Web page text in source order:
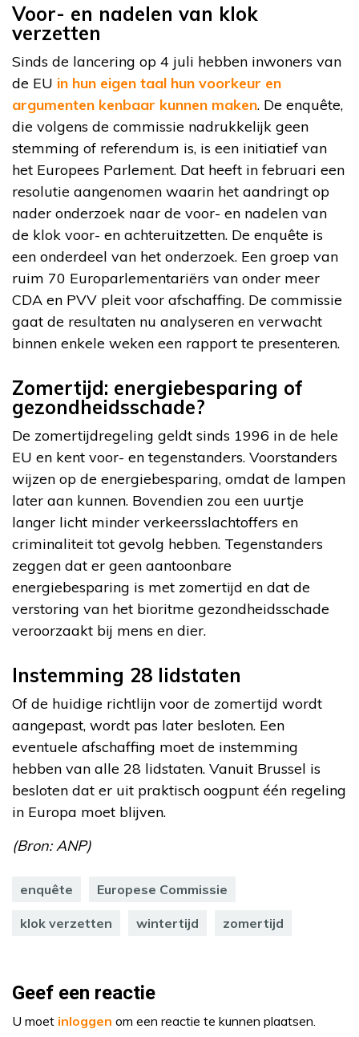
Voor- en nadelen van klok
verzetten
Sinds de lancering op 4 juli hebben inwoners van
de EU in hun eigen taal hun voorkeur en
argumenten kenbaar kunnen maken. De enquête,
die volgens de commissie nadrukkelijk geen
stemming of referendum is, is een initiatief van
het Europees Parlement. Dat heeft in februari een
resolutie aangenomen waarin het aandringt op
nader onderzoek naar de voor- en nadelen van
de klok voor- en achteruitzetten. De enquête is
een onderdeel van het onderzoek. Een groep van
ruim 70 Europarlementariërs van onder meer
CDA en PVV pleit voor afschaffing. De commissie
gaat de resultaten nu analyseren en verwacht
binnen enkele weken een rapport te presenteren.
Zomertijd: energiebesparing of
gezondheidsschade?
De zomertijdregeling geldt sinds 1996 in de hele
EU en kent voor- en tegenstanders. Voorstanders
wijzen op de energiebesparing, omdat de lampen
later aan kunnen. Bovendien zou een uurtje
langer licht minder verkeersslachtoffers en
criminaliteit tot gevolg hebben. Tegenstanders
zeggen dat er geen aantoonbare
energiebesparing is met zomertijd en dat de
verstoring van het bioritme gezondheidsschade
veroorzaakt bij mens en dier.
Instemming 28 lidstaten
Of de huidige richtlijn voor de zomertijd wordt
aangepast, wordt pas later besloten. Een
eventuele afschaffing moet de instemming
hebben van alle 28 lidstaten. Vanuit Brussel is
besloten dat er uit praktisch oogpunt één regeling
in Europa moet blijven.
(Bron: ANP)
enquête Europese Commissie
klok verzetten wintertijd zomertijd
Geef een reactie
U moet inloggen om een reactie te kunnen plaatsen.